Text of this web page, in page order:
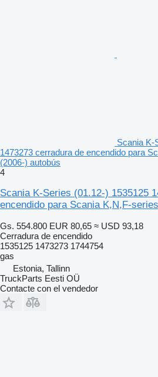
Scania K-
1473273 cerradura de encendido para
(2006-) autobús
4
Scania K-Series (01.12-) 1535125
encendido para Scania K,N,F-
Gs. 554.800 EUR 80,65 ≈ USD 93,18
Cerradura de encendido
1535125 1473273 1744754
gas
Estonia, Tallinn
TruckParts Eesti OÜ
Contacte con el vendedor